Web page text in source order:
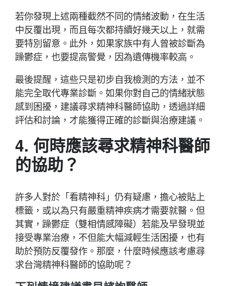
若你發現上述兩種截然不同的情緒波動，在生活
中反覆出現，而且每次都持續好幾天以上，就需
要特別留意。此外，如果家族中有人曾被診斷為
躁鬱症，也要提高警覺，因為遺傳機率較高。
最後提醒，這些只是初步自我檢測的方法，並不
能完全取代專業診斷。如果你對自己的情緒狀態
感到困擾，建議尋求精神科醫師協助，透過詳細
評估和討論，才能獲得正確的診斷與治療建議。
4. 何時應該尋求精神科醫師
的協助？
許多人對於「看精神科」仍有疑慮，擔心被貼上
標籤，或以為只有嚴重精神疾病才需要就醫。但
其實，躁鬱症（雙相情感障礙）若能及早發現並
接受專業治療，不但能大幅減輕生活困擾，也有
助於預防反覆發作。那麼，什麼時候應該考慮尋
求台灣精神科醫師的協助呢？